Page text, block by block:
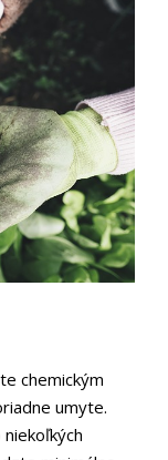
chemickým
umyte.